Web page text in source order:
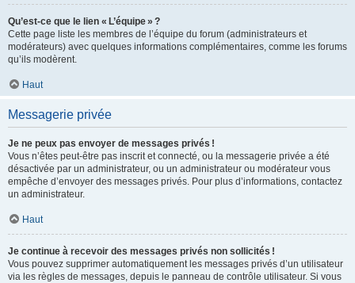
Qu’est-ce que le lien « L’équipe » ?
Cette page liste les membres de l’équipe du forum (administrateurs et
modérateurs) avec quelques informations complémentaires, comme les forums
qu’ils modèrent.
Haut
Messagerie privée
Je ne peux pas envoyer de messages privés !
Vous n’êtes peut-être pas inscrit et connecté, ou la messagerie privée a été
désactivée par un administrateur, ou un administrateur ou modérateur vous
empêche d’envoyer des messages privés. Pour plus d’informations, contactez
un administrateur.
Haut
Je continue à recevoir des messages privés non sollicités !
Vous pouvez supprimer automatiquement les messages privés d’un utilisateur
via les règles de messages, depuis le panneau de contrôle utilisateur. Si vous